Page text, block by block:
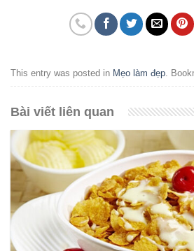
This entry was posted in Mẹo làm đẹp .
Bài viết liên quan